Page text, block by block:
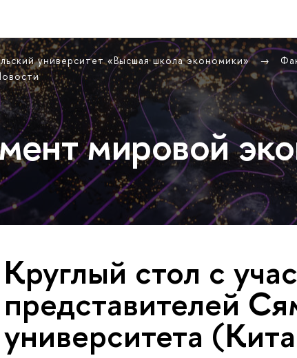
университет «Высшая школа экономики»
мировой
Круглый стол с
представителей
университета